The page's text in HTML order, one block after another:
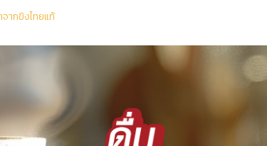
ากขิงไทยแท้